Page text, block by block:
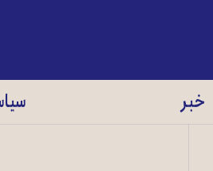
خبر